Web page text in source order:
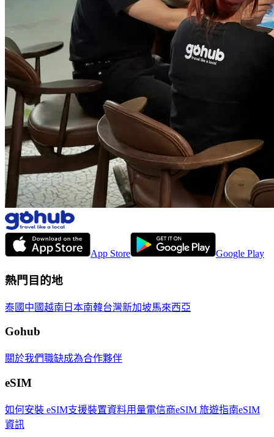
App Store Google Play
熱門目的地
泰國 中國越南 日本南韓台灣新加坡馬來西亞
Gohub
關於我們職缺成為合作夥伴
eSIM
如何安裝 eSIM支援裝置資料用量電信商eSIM 旅遊指南eSIM
資訊